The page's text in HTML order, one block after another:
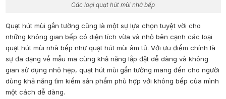
Các loại quạt hút mùi nhà bếp
Quạt hút mùi gắn tường cũng là một sự lựa chọn tuyệt vời cho
những không gian bếp có diện tích vừa và nhỏ bên cạnh các loại
quạt hút mùi nhà bếp như quạt hút mùi âm tủ. Với ưu điểm chính là
sự đa dạng về mẫu mã cùng khả năng lắp đặt dễ dàng và không
gian sử dụng nhỏ hẹp, quạt hút mùi gắn tường mang đến cho người
dùng khả năng tìm kiếm sản phẩm phù hợp với không bếp của mình
một cách dễ dàng.